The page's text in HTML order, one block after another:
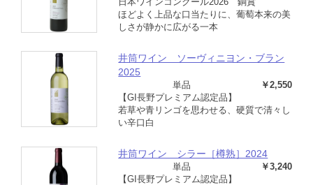
ほどよく上品な口当たりに、葡萄本来の美
しさが静かに広がる一本
井筒ワイン ソーヴィニヨン・ブラン
2025
単品
￥2,550
【GI長野プレミアム認定品】
若草や青リンゴを思わせる、硬質で清々し
い辛口白
井筒ワイン シラー［樽熟］2024
単品
￥3,240
【GI長野プレミアム認定品】